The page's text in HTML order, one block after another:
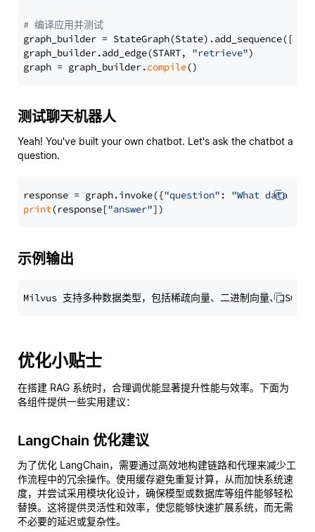
# 编译应用并测试
graph_builder =
graph_builder.add_edge(START, "retrieve")
graph = graph_builder.compile
测试聊天机器人
Yeah! You've built your own chatbot. Let's ask the chatbot a
question.
response = graph.invoke({"question" : "What data
print(response["answer"
示例输出
优化小贴士
在搭建 RAG 系统时，合理调优能显著提升性能与效率。下面为
各组件提供一些实用建议：
LangChain 优化建议
为了优化 LangChain，需要通过高效地构建链路和代理来减少工
作流程中的冗余操作。使用缓存避免重复计算，从而加快系统速
度，并尝试采用模块化设计，确保模型或数据库等组件能够轻松
替换。这将提供灵活性和效率，使您能够快速扩展系统，而无需
不必要的延迟或复杂性。